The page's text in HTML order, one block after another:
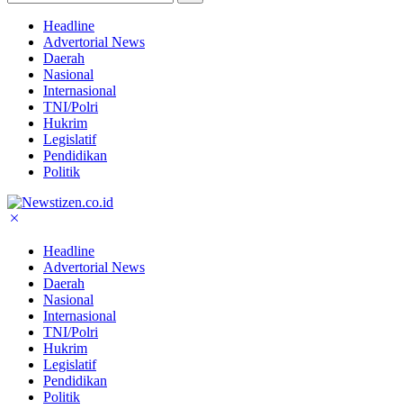
Headline
Advertorial News
Daerah
Nasional
Internasional
TNI/Polri
Hukrim
Legislatif
Pendidikan
Politik
Headline
Advertorial News
Daerah
Nasional
Internasional
TNI/Polri
Hukrim
Legislatif
Pendidikan
Politik